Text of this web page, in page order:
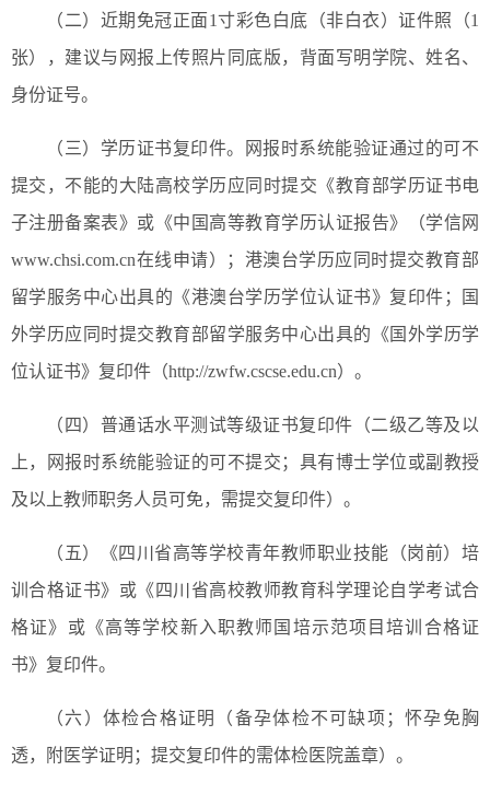
（二）近期免冠正面1寸彩色白底（非白衣）证件照（1
张），建议与网报上传照片同底版，背面写明学院、姓名、
身份证号。
（三）学历证书复印件。网报时系统能验证通过的可不
提交，不能的大陆高校学历应同时提交《教育部学历证书电
子注册备案表》或《中国高等教育学历认证报告》（学信网
www.chsi.com.cn在线申请）；港澳台学历应同时提交教育部
留学服务中心出具的《港澳台学历学位认证书》复印件；国
外学历应同时提交教育部留学服务中心出具的《国外学历学
位认证书》复印件（http://zwfw.cscse.edu.cn）。
（四）普通话水平测试等级证书复印件（二级乙等及以
上，网报时系统能验证的可不提交；具有博士学位或副教授
及以上教师职务人员可免，需提交复印件）。
（五）《四川省高等学校青年教师职业技能（岗前）培
训合格证书》或《四川省高校教师教育科学理论自学考试合
格证》或《高等学校新入职教师国培示范项目培训合格证
书》复印件。
（六）体检合格证明（备孕体检不可缺项；怀孕免胸
透，附医学证明；提交复印件的需体检医院盖章）。